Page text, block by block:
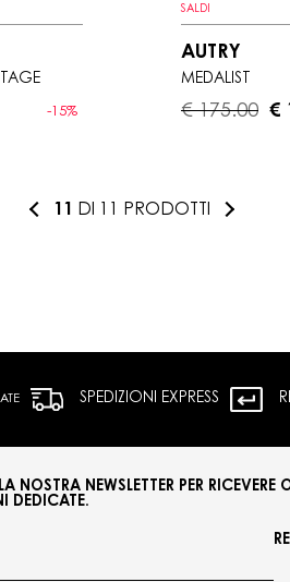
-15%
SALDI
AUTRY
MEDALIST
€ 175.00 €
11 DI 11 PRODOTTI
SPEDIZIONI EXPRESS
NOSTRA NEWSLETTER PER RICEVERE
DEDICATE.